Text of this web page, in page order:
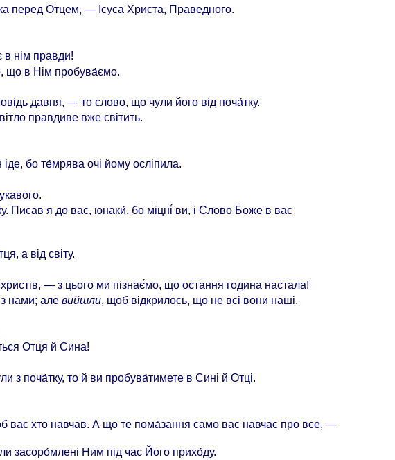
перед Отцем, — Ісуса Христа, Праведного.
в нім правди!
що в Нім пробува́ємо.
давня, — то слово, що чули його від поча́тку.
правдиве вже світить.
бо те́мрява очі йому осліпила.
Писав я до вас, юнаки́, бо міцні́ ви, і Слово Боже в вас
а від світу.
— з цього ми пізнає́мо, що остання година настала!
нами; але вийшли, щоб відкрилось, що не всі вони наші.
Отця й Сина!
поча́тку, то й ви пробува́тимете в Сині й Отці.
вас хто навчав. А що те пома́зання само вас навчає про все, —
засоро́млені Ним під час Його прихо́ду.